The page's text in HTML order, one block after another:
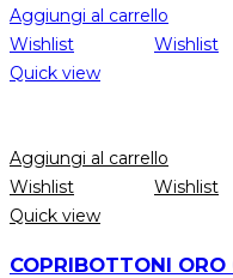
Aggiungi al carrello
Wishlist
Wishlist
Quick view
Aggiungi al carrello
Wishlist
Wishlist
Quick view
COPRIBOTTONI